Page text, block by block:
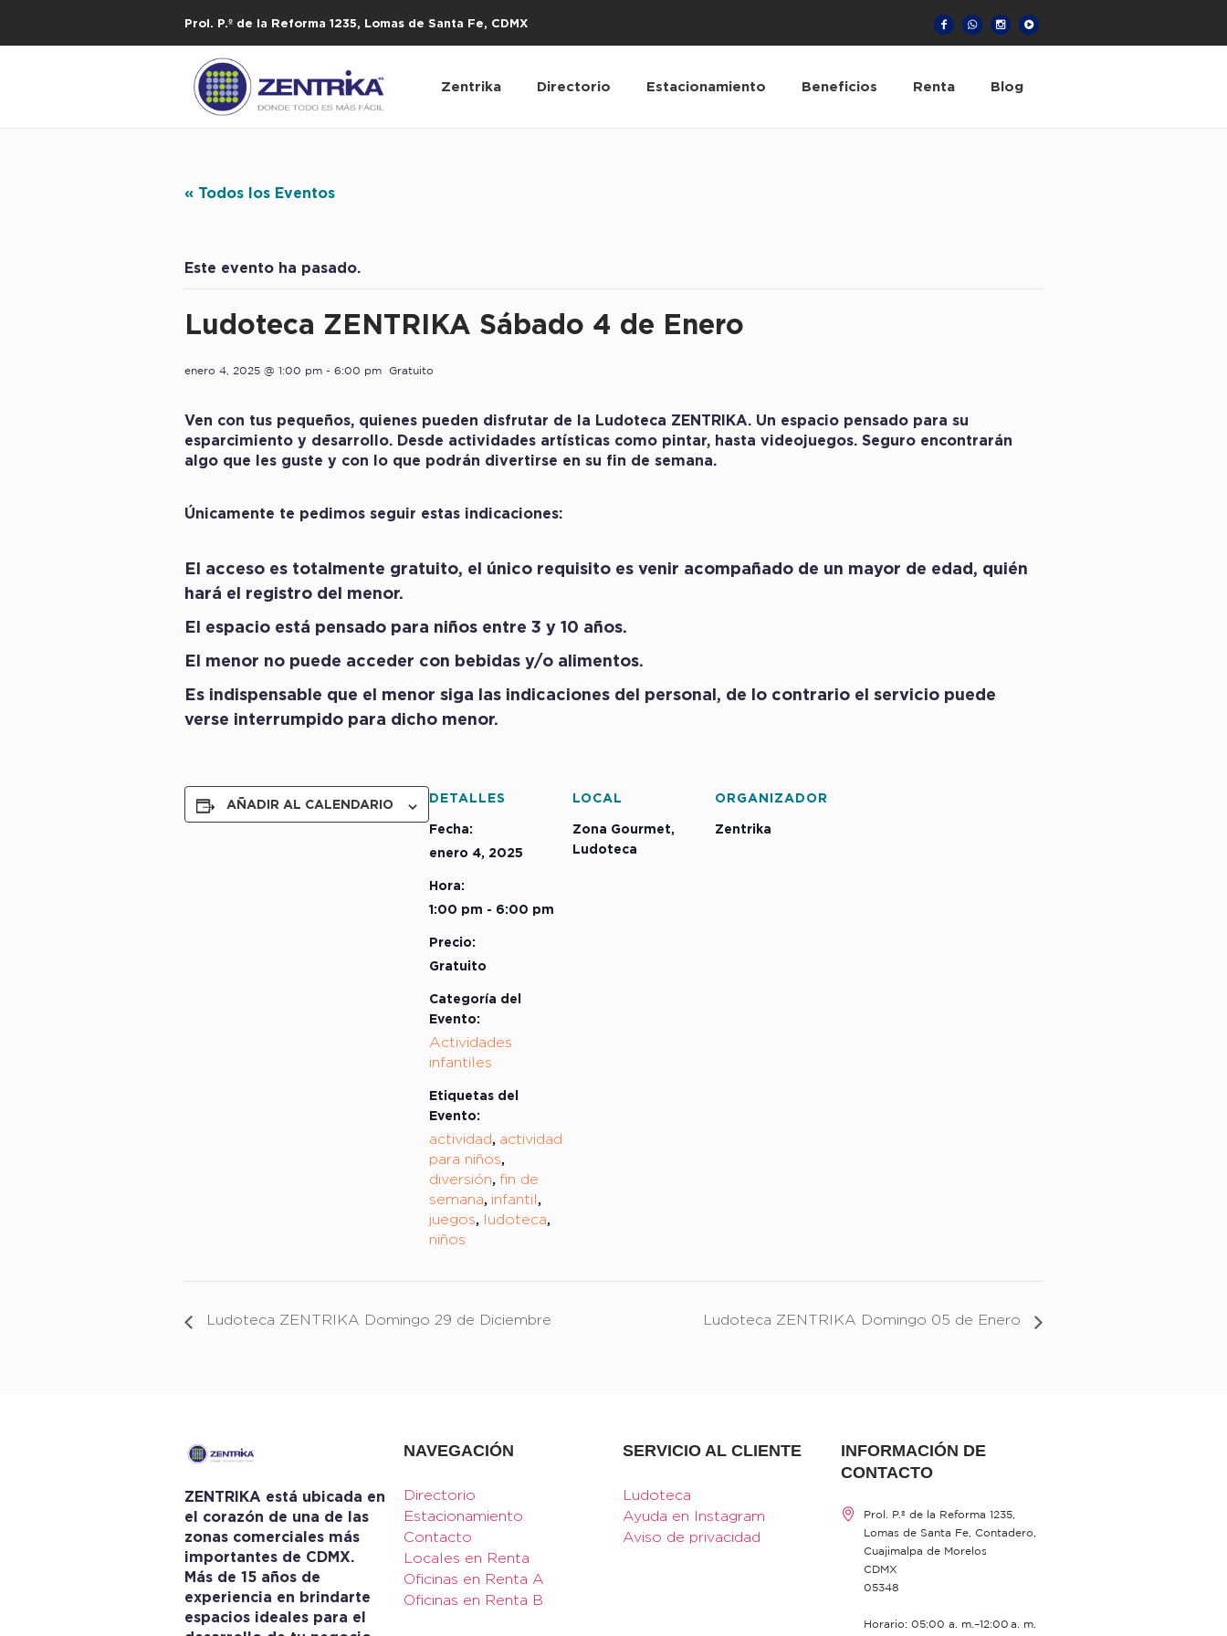
Prol. P.º de la Reforma 1235, Lomas de Santa Fe, CDMX
Zentrika Directorio Estacionamiento Beneficios Renta Blog
« Todos los Eventos
Este evento ha pasado.
Ludoteca ZENTRIKA Sábado 4 de Enero
enero 4, 2025 @ 1:00 pm - 6:00 pm Gratuito
Ven con tus pequeños, quienes pueden disfrutar de la Ludoteca ZENTRIKA. Un espacio pensado para su
esparcimiento y desarrollo. Desde actividades artísticas como pintar, hasta videojuegos. Seguro encontrarán
algo que les guste y con lo que podrán divertirse en su fin de semana.
Únicamente te pedimos seguir estas indicaciones:
El acceso es totalmente gratuito, el único requisito es venir acompañado de un mayor de edad, quién
hará el registro del menor.
El espacio está pensado para niños entre 3 y 10 años.
El menor no puede acceder con bebidas y/o alimentos.
Es indispensable que el menor siga las indicaciones del personal, de lo contrario el servicio puede
verse interrumpido para dicho menor.
AÑADIR AL CALENDARIO DETALLES
Fecha:
enero 4, 2025
Hora:
1:00 pm - 6:00 pm
Precio:
Gratuito
Categoría del
Evento:
Actividades
infantiles
Etiquetas del
Evento:
actividad, actividad
para niños,
diversión, fin de
semana, infantil ,
juegos, ludoteca,
niños
LOCAL
Zona Gourmet,
Ludoteca
ORGANIZADOR
Zentrika
Ludoteca ZENTRIKA Domingo 29 de Diciembre Ludoteca ZENTRIKA Domingo 05 de Enero
ZENTRIKA está ubicada en
el corazón de una de las
zonas comerciales más
importantes de CDMX.
Más de 15 años de
experiencia en brindarte
espacios ideales para el
NAVEGACIÓN
Directorio
Estacionamiento
Contacto
Locales en Renta
Oficinas en Renta A
Oficinas en Renta B
SERVICIO AL CLIENTE
Ludoteca
Ayuda en Instagram
Aviso de privacidad
INFORMACIÓN DE
CONTACTO
Prol. P.º de la Reforma 1235,
Lomas de Santa Fe, Contadero,
Cuajimalpa de Morelos
CDMX
05348
Horario: 05:00 a. m.–12:00 a. m.